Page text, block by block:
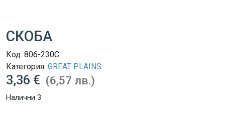
СКОБА
Код: 806-230C
Категория: GREAT PLAINS
3,36 € (6,57 лв.)
Налични 3